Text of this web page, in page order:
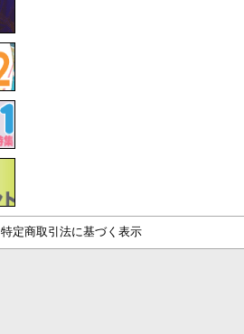
特定商取引法に基づく表示